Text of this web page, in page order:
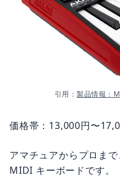
引用：製品情報：
価格帯：13,000円〜
アマチュアからプロま
MIDI キーボードです。